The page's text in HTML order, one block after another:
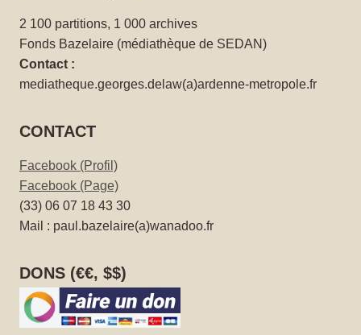
2 100 partitions, 1 000 archives
Fonds Bazelaire (médiathèque de SEDAN)
Contact :
mediatheque.georges.delaw(a)ardenne-metropole.fr
CONTACT
Facebook (Profil)
Facebook (Page)
(33) 06 07 18 43 30
Mail : paul.bazelaire(a)wanadoo.fr
DONS (€€, $$)